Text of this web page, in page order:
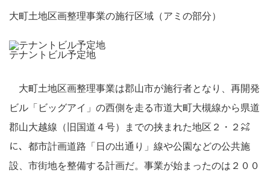
大町土地区画整理事業の施行区域（アミの部分）
テナントビル予定地
大町土地区画整理事業は郡山市が施行者となり、再開発
ビル「ビッグアイ」の西側を走る市道大町大槻線から県道
郡山大越線（旧国道４号）までの挟まれた地区２・２㌶
に、都市計画道路「日の出通り」線や公園などの公共施
設、市街地を整備する計画だ。事業が始まったのは２００